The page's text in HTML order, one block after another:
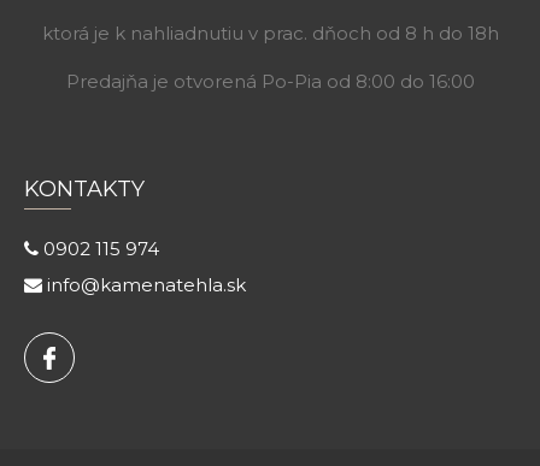
ktorá je k nahliadnutiu v prac. dňoch od 8 h do 18h
Predajňa je otvorená Po-Pia od 8:00 do 16:00
KONTAKTY
0902 115 974
info@kamenatehla.sk